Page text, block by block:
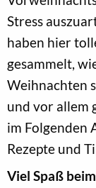
Stress
haben hier
gesammelt,
Weihnachten
und vor allem
im Folgenden
Rezepte und
Viel Spaß